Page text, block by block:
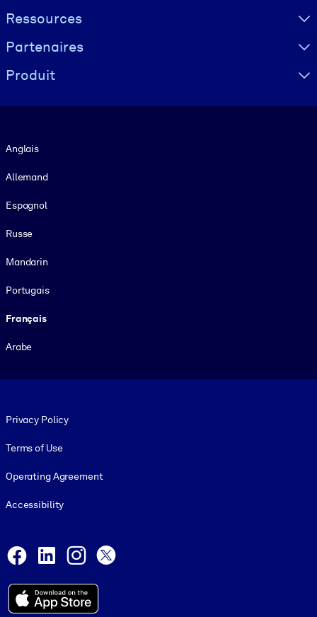
Ressources
Partenaires
Produit
Anglais
Allemand
Espagnol
Russe
Mandarin
Portugais
Français
Arabe
Privacy Policy
Terms of Use
Operating Agreement
Accessibility
Facebook
LinkedInInstagram